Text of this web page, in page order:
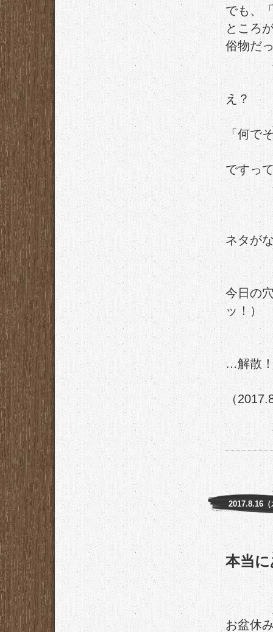
でも、
ところ
俗物だ
え？
「何で
ですっ
ネタが
今日の
ッ！）
…解散
（
2017.8.16（
本当
お盆休